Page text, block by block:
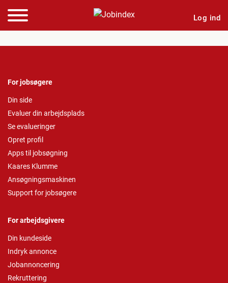
Log ind
For jobsøgere
Din side
Evaluer din arbejdsplads
Se evalueringer
Opret profil
Apps til jobsøgning
Kaares Klumme
Ansøgningsmaskinen
Support for jobsøgere
For arbejdsgivere
Din kundeside
Indryk annonce
Jobannoncering
Rekruttering